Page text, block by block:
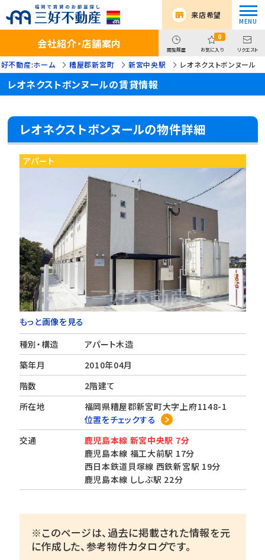
来店希望
会社紹介・店舗案内 閲覧履歴
0
お気に入り リクエスト
不動産:ホーム 糟屋郡新宮町 新宮中央駅 レオネクストボンヌール
レオネクストボンヌールの賃貸情報
レオネクストボンヌールの物件詳細
アパート
もっと画像を見る
種別・構造
アパート木造
築年月
2010年04月
階数
2階建て
所在地
福岡県糟屋郡新宮町大字上府1148-1
位置をチェックする
交通
鹿児島本線 新宮中央駅 7分
鹿児島本線 福工大前駅 17分
西日本鉄道貝塚線 西鉄新宮駅 19分
鹿児島本線 ししぶ駅 22分
※このページは、過去に掲載された情報を元
に作成した、参考物件カタログです。